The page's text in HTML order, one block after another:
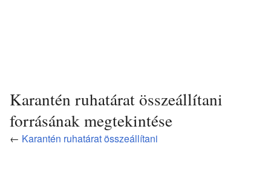
Karantén ruhatárat összeállítani
forrásának megtekintése
← Karantén ruhatárat összeállítani